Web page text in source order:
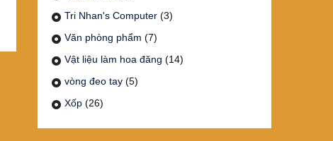
Tri Nhan's Computer (3)
Văn phòng phẩm (7)
Vật liệu làm hoa đăng (14)
vòng đeo tay (5)
Xốp (26)